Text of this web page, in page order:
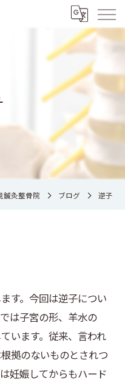
鍼灸整骨院 ブログ 逆子
す。今回は逆子につい
は子宮の形、羊水の
います。従来、言われ
拠のないものとされつ
妊娠してからもハード